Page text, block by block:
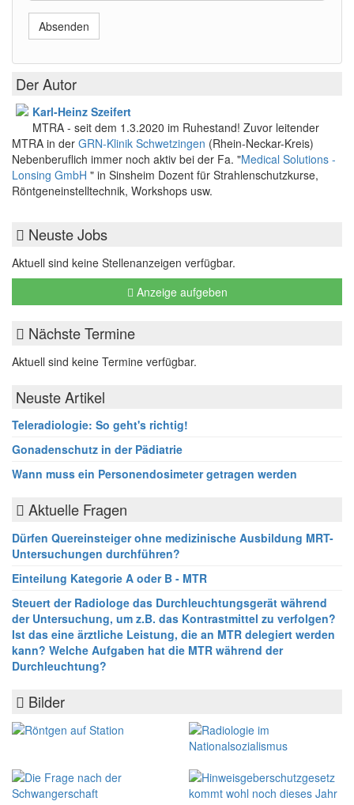
Absenden
Der Autor
Karl-Heinz Szeifert
MTRA - seit dem 1.3.2020 im Ruhestand! Zuvor leitender
MTRA in der GRN-Klinik Schwetzingen (Rhein-Neckar-Kreis)
Nebenberuflich immer noch aktiv bei der Fa. "Medical Solutions -
Lonsing GmbH " in Sinsheim Dozent für Strahlenschutzkurse,
Röntgeneinstelltechnik, Workshops usw.
Neuste Jobs
Aktuell sind keine Stellenanzeigen verfügbar.
Anzeige aufgeben
Nächste Termine
Aktuell sind keine Termine verfügbar.
Neuste Artikel
Teleradiologie: So geht's richtig!
Gonadenschutz in der Pädiatrie
Wann muss ein Personendosimeter getragen werden
Aktuelle Fragen
Dürfen Quereinsteiger ohne medizinische Ausbildung MRT-
Untersuchungen durchführen?
Einteilung Kategorie A oder B - MTR
Steuert der Radiologe das Durchleuchtungsgerät während
der Untersuchung, um z.B. das Kontrastmittel zu verfolgen?
Ist das eine ärztliche Leistung, die an MTR delegiert werden
kann? Welche Aufgaben hat die MTR während der
Durchleuchtung?
Bilder